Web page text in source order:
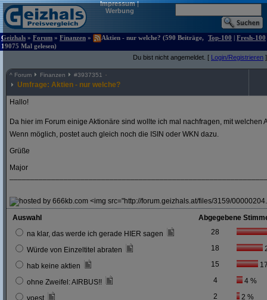
Impressum|
Werbung
Geizhals » Forum » Finanzen »
Aktien - nur welche? (590 Beiträge,
19075 Mal gelesen)
Top-100 | Fresh-100
Du bist nicht angemeldet. [ Login/Registrieren ]
^ Forum Finanzen #3937351
Umfrage: Aktien - nur welche?
Hallo!
Da hier im Forum einige Aktionäre sind wollte ich mal nachfragen, mit welchen
Wenn möglich, postet auch gleich noch die ISIN oder WKN dazu.
Grüße
Major
<img src="http://forum.geizhals.at/files/3159/
Auswahl
Abgegebene
na klar, das werde ich gerade HIER sagen
28
Würde von Einzeltitel abraten 18
hab keine aktien 15
ohne Zweifel: AIRBUS!! 4 4 %
voest 2 2 %